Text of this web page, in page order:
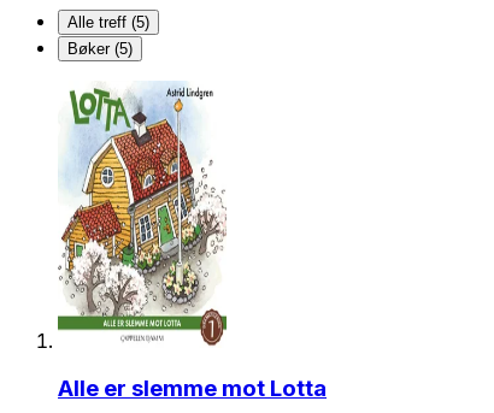
Alle treff (5)
Bøker (5)
Alle er slemme mot Lotta